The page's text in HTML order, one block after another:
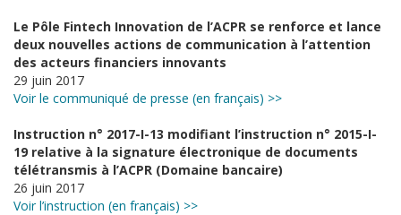
Le Pôle Fintech Innovation de l’ACPR se renforce et lance
deux nouvelles actions de communication à l’attention
des acteurs financiers innovants
29 juin 2017
Voir le communiqué de presse (en français) >>
Instruction n° 2017-I-13 modifiant l’instruction n° 2015-I-
19 relative à la signature électronique de documents
télétransmis à l’ACPR (Domaine bancaire)
26 juin 2017
Voir l’instruction (en français) >>